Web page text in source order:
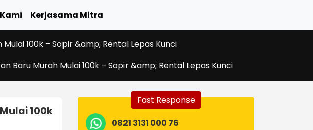
Kerjasama Mitra
100k – Sopir &amp; Rental Lepas Kunci
Baru Murah Mulai 100k – Sopir &amp; Rental Lepas Kunci
100k
Fast Response
0821 3131 000 76